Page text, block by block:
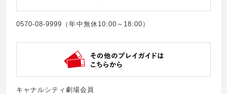
0570-08-9999（年中無休10:00～18:00）
キャナルシティ劇場会員